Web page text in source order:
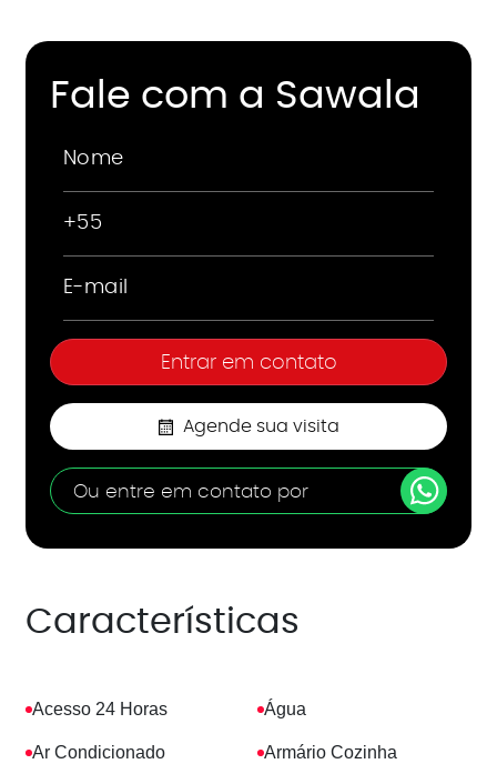
Fale com a Sawala
Agende sua visita
Ou entre em contato por
Características
Acesso 24 Horas Água
Ar Condicionado Armário Cozinha